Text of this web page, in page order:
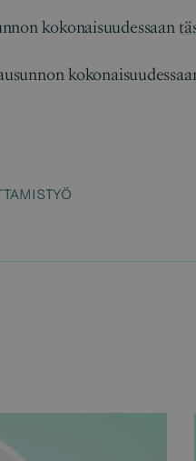
kokonaisuudessaan